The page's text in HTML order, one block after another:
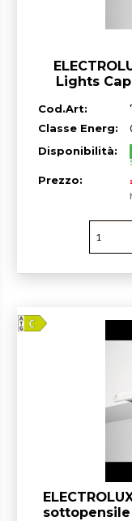
Lights
Cod.Art:
Classe Energ:
Disponibilità:
Prezzo:
sottopensile